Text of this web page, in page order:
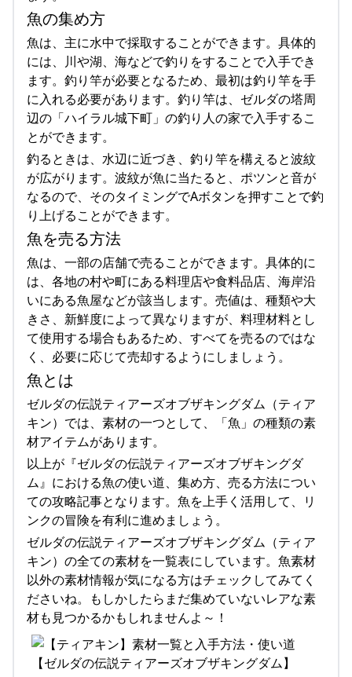
魚の集め方
魚は、主に水中で採取することができます。具体的
には、川や湖、海などで釣りをすることで入手でき
ます。釣り竿が必要となるため、最初は釣り竿を手
に入れる必要があります。釣り竿は、ゼルダの塔周
辺の「ハイラル城下町」の釣り人の家で入手するこ
とができます。
釣るときは、水辺に近づき、釣り竿を構えると波紋
が広がります。波紋が魚に当たると、ポツンと音が
なるので、そのタイミングでAボタンを押すことで釣
り上げることができます。
魚を売る方法
魚は、一部の店舗で売ることができます。具体的に
は、各地の村や町にある料理店や食料品店、海岸沿
いにある魚屋などが該当します。売値は、種類や大
きさ、新鮮度によって異なりますが、料理材料とし
て使用する場合もあるため、すべてを売るのではな
く、必要に応じて売却するようにしましょう。
魚とは
ゼルダの伝説ティアーズオブザキングダム（ティア
キン）では、素材の一つとして、「魚」の種類の素
材アイテムがあります。
以上が『ゼルダの伝説ティアーズオブザキングダ
ム』における魚の使い道、集め方、売る方法につい
ての攻略記事となります。魚を上手く活用して、リ
ンクの冒険を有利に進めましょう。
ゼルダの伝説ティアーズオブザキングダム（ティア
キン）の全ての素材を一覧表にしています。魚素材
以外の素材情報が気になる方はチェックしてみてく
ださいね。もしかしたらまだ集めていないレアな素
材も見つかるかもしれませんよ～！